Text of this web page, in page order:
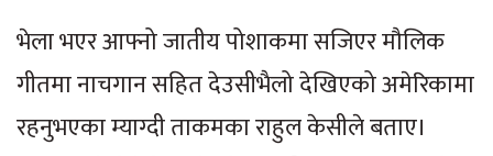
भेला भएर आफ्नो जातीय पोशाकमा सजिएर मौलिक
गीतमा नाचगान सहित देउसीभैलो देखिएको अमेरिकामा
रहनुभएका म्याग्दी ताकमका राहुल केसीले बताए।